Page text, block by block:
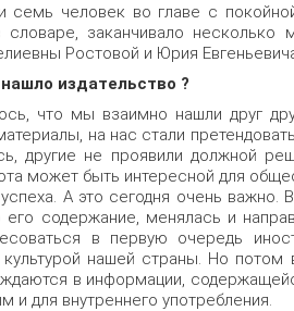
семь человек во главе с
словаре, заканчивало
Ростовой и Юрия
издательство ?
что мы взаимно нашли друг
на нас стали
другие не проявили должной
может быть интересной для
А это сегодня очень
его содержание, менялась и
в первую очередь
нашей страны. Но потом
в информации,
и для внутреннего употребления.